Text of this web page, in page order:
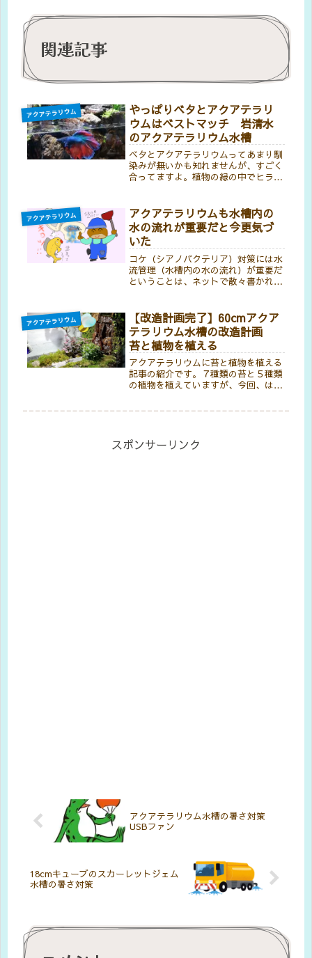
関連記事
アクアテラリウム
やっぱりベタとアクアテラリ
ウムはベストマッチ 岩清水
のアクアテラリウム水槽
ベタとアクアテラリウムってあまり馴
染みが無いかも知れませんが、すごく
合ってますよ。植物の緑の中でヒラヒ
優しく癒やしてくれる家の中の小さな
泉って感じです。
アクアテラリウム
アクアテラリウムも水槽内の
水の流れが重要だと今更気づ
いた
コケ（シアノバクテリア）対策には水
流管理（水槽内の水の流れ）が重要だ
ということは、ネットで散々書かれて
して終わりということが多いように思
います。水流改善によりコケ退治した
模様を記事にしています。
アクアテラリウム
【改造計画完了】60cmアクア
テラリウム水槽の改造計画
苔と植物を植える
アクアテラリウムに苔と植物を植える
記事の紹介です。７種類の苔と５種類
の植物を植えていますが、今回、はじ
は見極めがが必要です。
スポンサーリンク
アクアテラリウム水槽の暑さ対策
USBファン
18cmキューブのスカーレットジェム
水槽の暑さ対策